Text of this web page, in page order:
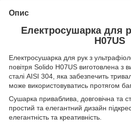
Опис
Електросушарка для
H07US
Електросушарка для рук з
повітря Solido H07US виготовлена з
сталі AISI 304, яка забезпечить
може використовуватись протягом
Сушарка приваблива, довговічна та
простий та елегантний дизайн
елегантність та креативність.